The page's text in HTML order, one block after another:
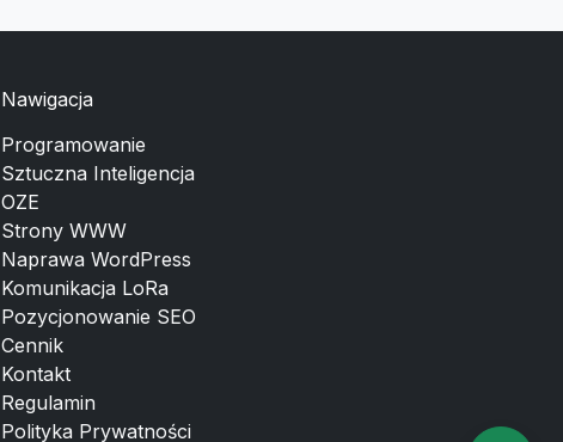
Nawigacja
Programowanie
Sztuczna Inteligencja
OZE
Strony WWW
Naprawa WordPress
Komunikacja LoRa
Pozycjonowanie SEO
Cennik
Kontakt
Regulamin
Polityka Prywatności